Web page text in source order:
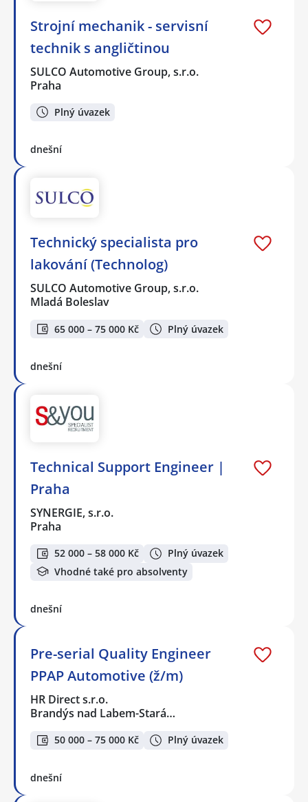
Strojní mechanik - servisní
technik s angličtinou
SULCO Automotive Group, s.r.o.
Praha
Plný úvazek
dnešní
Technický specialista pro
lakování (Technolog)
SULCO Automotive Group, s.r.o.
Mladá Boleslav
65 000 – 75 000 Kč Plný úvazek
dnešní
Technical Support Engineer |
Praha
SYNERGIE, s.r.o.
Praha
52 000 – 58 000 Kč
Plný úvazek
Vhodné také pro absolventy
dnešní
Pre-serial Quality Engineer
PPAP Automotive (ž/m)
HR Direct s.r.o.
Brandýs nad Labem-Stará…
50 000 – 75 000 Kč Plný úvazek
dnešní